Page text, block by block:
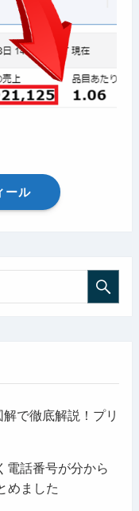
ール
で徹底解説！プリ
電話番号が分から
めました